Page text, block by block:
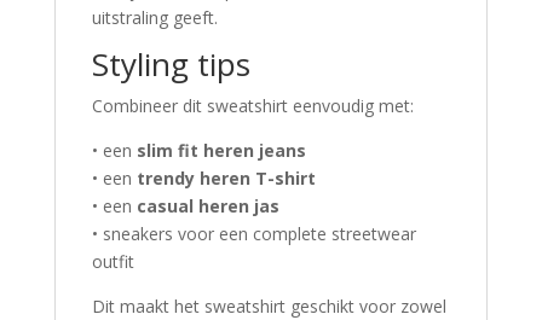
uitstraling geeft.
Styling tips
Combineer dit sweatshirt eenvoudig met:
• een slim fit heren jeans
• een trendy heren T-shirt
• een casual heren jas
• sneakers voor een complete streetwear
outfit
Dit maakt het sweatshirt geschikt voor zowel